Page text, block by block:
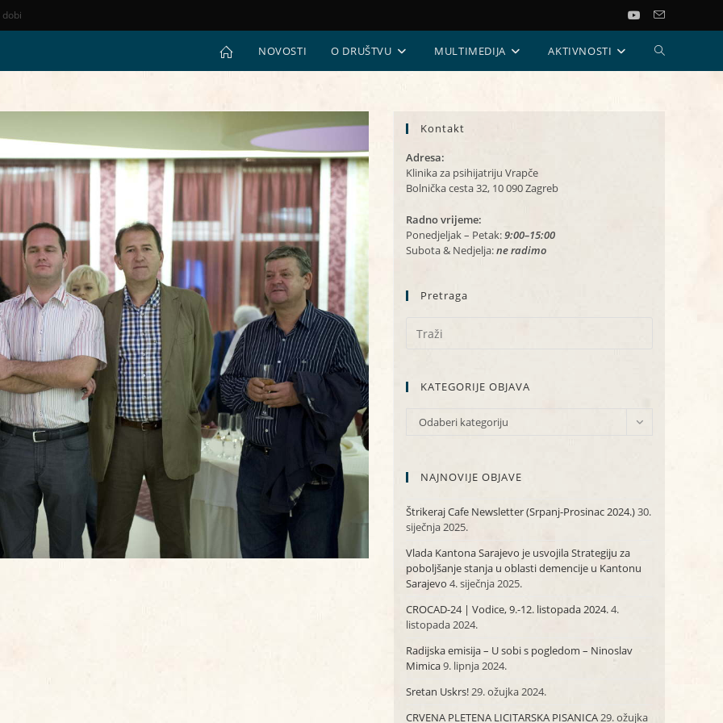
NOVOSTI O DRUŠTVU MULTIMEDIJA AKTIVNOSTI UKLJUČI/
Kontakt
Adresa:
Klinika za psihijatriju Vrapče
Bolnička cesta 32, 10 090 Zagreb
Radno vrijeme:
Ponedjeljak – Petak:9:00–15:00
Subota & Nedjelja:ne radimo
Pretraga
KATEGORIJE OBJAVA
KATEGORIJE
Odaberi kategoriju
NAJNOVIJE OBJAVE
Štrikeraj Cafe Newsletter (Srpanj-Prosinac 2024.)30.
siječnja 2025.
Vlada Kantona Sarajevo je usvojila Strategiju za
poboljšanje stanja u oblasti demencije u Kantonu
Sarajevo 4. siječnja 2025.
CROCAD-24 | Vodice, 9.-12. listopada 2024.4.
listopada 2024.
Radijska emisija – U sobi s pogledom – Ninoslav
Mimica9. lipnja 2024.
Sretan Uskrs!29. ožujka 2024.
CRVENA PLETENA LICITARSKA PISANICA29. ožujka